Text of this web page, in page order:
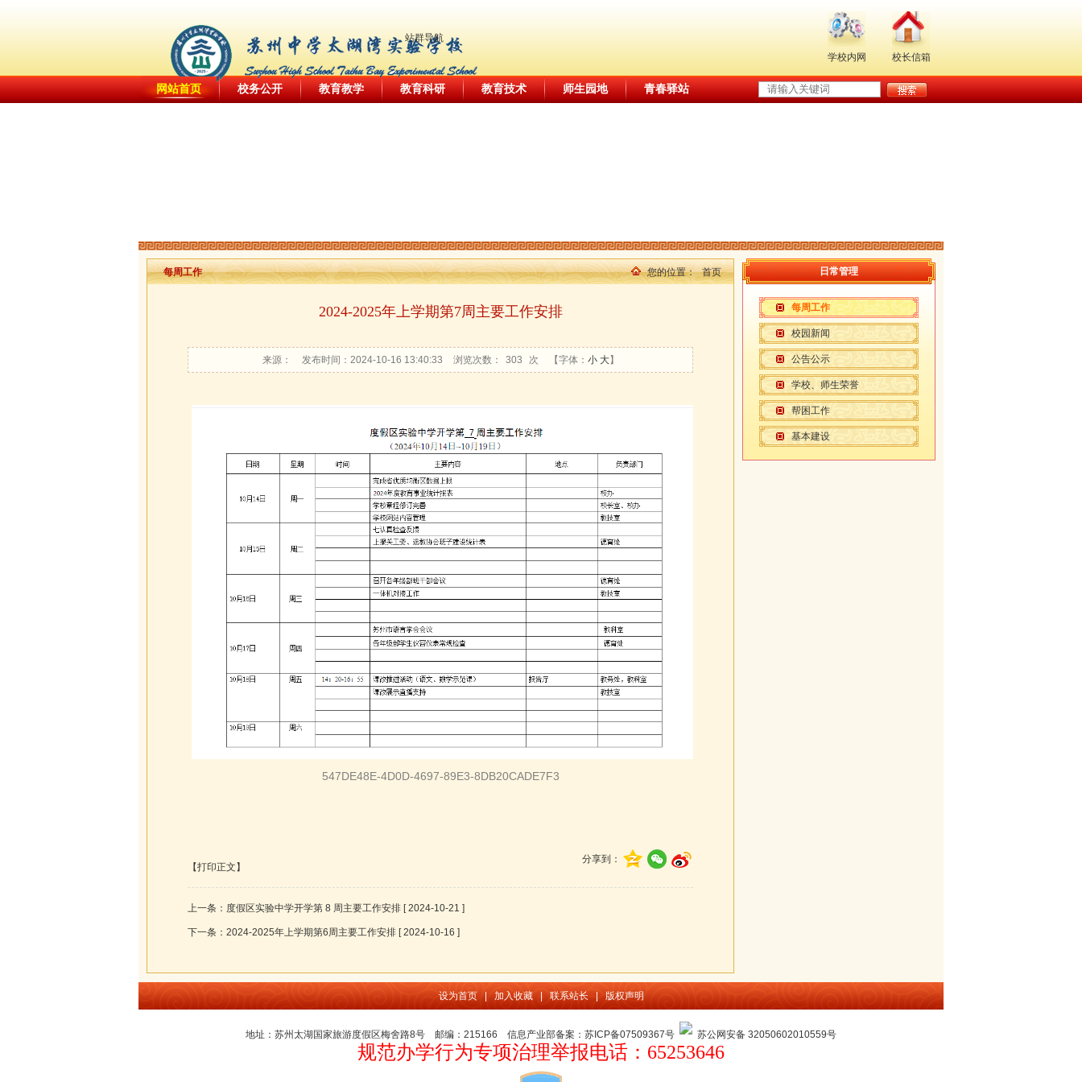
站群导航
学校内网
校长信箱
网站首页 | 校务公开 | 教育教学 | 教育科研 | 教育技术 | 师生园地 | 青春驿站
日常管理
每周工作
校园新闻
公告公示
学校、师生荣誉
帮困工作
基本建设
您的位置： 首页
每周工作
2024-2025年上学期第7周主要工作安排
来源： 发布时间：2024-10-16 13:40:33 浏览次数： 303 次 【字体： 小 大】
547DE48E-4D0D-4697-89E3-8DB20CADE7F3
分享到：
【打印正文】
上一条： 度假区实验中学开学第 8 周主要工作安排 [ 2024-10-21 ]
下一条： 2024-2025年上学期第6周主要工作安排 [ 2024-10-16 ]
设为首页 加入收藏 联系站长 版权声明
地址：苏州太湖国家旅游度假区梅舍路8号 邮编：215166 信息产业部备案：苏ICP备07509367号 苏公网安备 32050602010559号
规范办学行为专项治理举报电话：65253646